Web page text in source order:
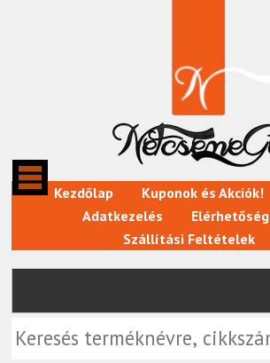
Kezdőlap Kuponok és Akciók!
Adatkezelés
Szállítási Feltételek